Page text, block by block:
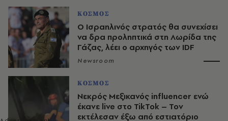
ΚΟΣΜΟΣ
Ο Ισραηλινός στρατός θα συνεχίσει
να δρα προληπτικά στη Λωρίδα της
Γάζας, λέει ο αρχηγός των IDF
Newsroom
ΚΟΣΜΟΣ
Νεκρός Μεξικανός influencer ενώ
έκανε live στο TikTok – Τον
εκτέλεσαν έξω από εστιατόριο